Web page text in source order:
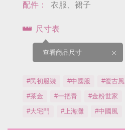
配件： 衣服、裙子
尺寸表
查看商品尺寸
#民初服裝 #中國服 #復古風
#茶金
#一把青 #金粉世家
#大宅門
#上海灘 #中國風